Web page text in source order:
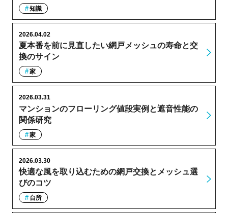
知識
夏本番を前に見直したい網戸メッシュの寿命と交
換のサイン
2026.04.02
家
マンションのフローリング値段実例と遮音性能の
関係研究
2026.03.31
家
快適な風を取り込むための網戸交換とメッシュ選
びのコツ
2026.03.30
台所